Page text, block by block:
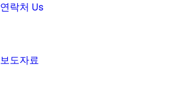
연락처 Us
보도자료